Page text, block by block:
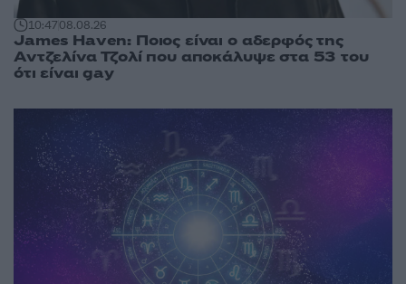
10:4708.08.26
James Haven: Ποιος είναι ο αδερφός της
Αντζελίνα Τζολί που αποκάλυψε στα 53 του
ότι είναι gay